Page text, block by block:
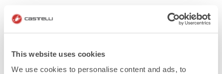
This website uses cookies
We use cookies to personalise content and ads, to